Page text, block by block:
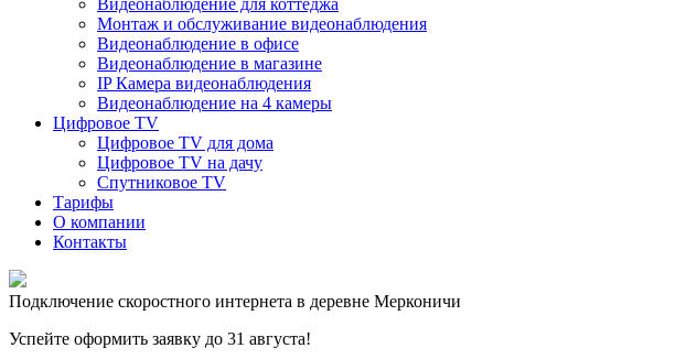
Видеонаблюдение для коттеджа
Монтаж и обслуживание видеонаблюдения
Видеонаблюдение в офисе
Видеонаблюдение в магазине
IP Камера видеонаблюдения
Видеонаблюдение на 4 камеры
Цифровое TV
Цифровое TV для дома
Цифровое TV на дачу
Спутниковое TV
Тарифы
О компании
Контакты
Подключение скоростного интернета в деревне Мерконичи
Успейте оформить заявку до 31 августа!